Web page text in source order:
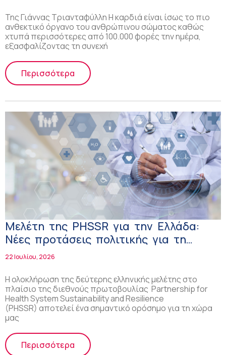
Της Γιάννας Τριανταφύλλη Η καρδιά είναι ίσως το πιο
ανθεκτικό όργανο του ανθρώπινου σώματος καθώς
χτυπά περισσότερες από 100.000 φορές την ημέρα,
εξασφαλίζοντας τη συνεχή
Περισσότερα
Μελέτη της PHSSR για την Ελλάδα:
Νέες προτάσεις πολιτικής για τη
διαχείριση της χρόνιας νοσηρότητας
22 Ιουλίου, 2026
Η ολοκλήρωση της δεύτερης ελληνικής μελέτης στο
πλαίσιο της διεθνούς πρωτοβουλίας Partnership for
Health System Sustainability and Resilience
(PHSSR) αποτελεί ένα σημαντικό ορόσημο για τη χώρα
μας
Περισσότερα